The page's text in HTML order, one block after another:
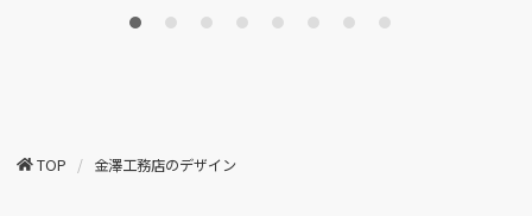
TOP 金澤工務店のデザイン